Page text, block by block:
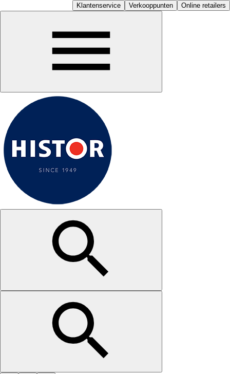
Klantenservice Verkooppunten Online retailers